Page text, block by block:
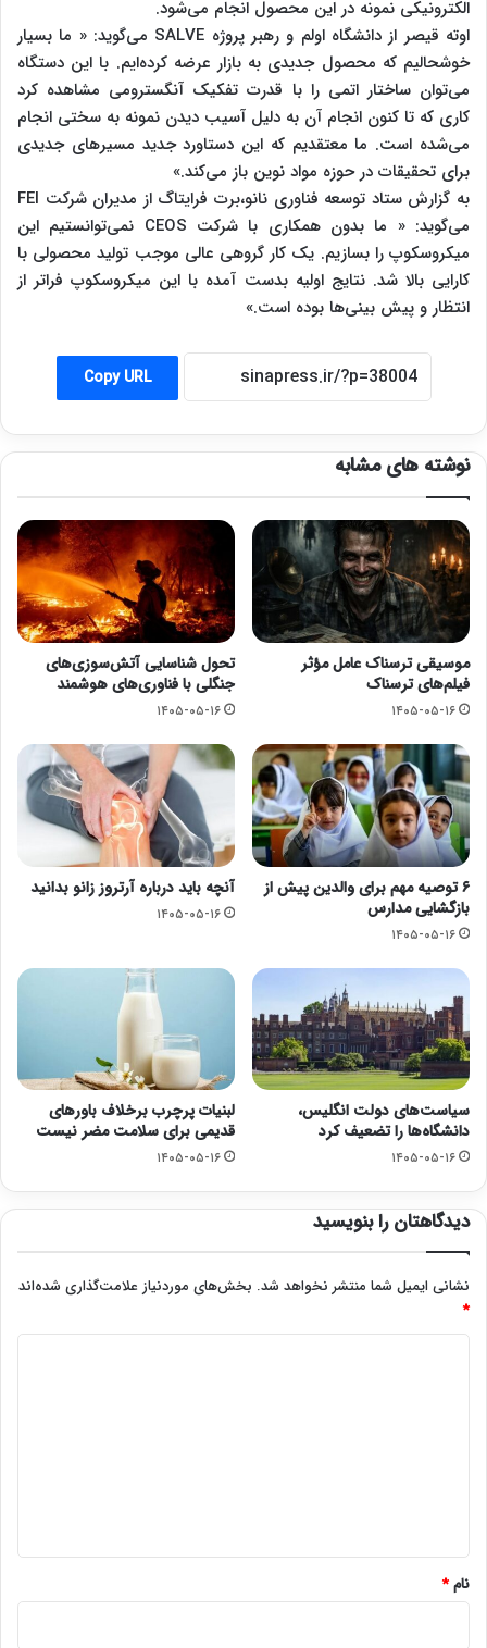
الکترونیکی نمونه در این محصول انجام می‌شود.
اوته قیصر از دانشگاه اولم و رهبر پروژه SALVE می‌گوید: « ما بسیار
خوشحالیم که محصول جدیدی به بازار عرضه کرده‌ایم. با این دستگاه
می‌توان ساختار اتمی را با قدرت تفکیک آنگسترومی مشاهده کرد
کاری که تا کنون انجام آن به دلیل آسیب دیدن نمونه به سختی انجام
می‌شده است. ما معتقدیم که این دستاورد جدید مسیرهای جدیدی
برای تحقیقات در حوزه مواد نوین باز می‌کند.»
به گزارش ستاد توسعه فناوری نانو،برت فرایتاگ از مدیران شرکت FEI
می‌گوید: « ما بدون همکاری با شرکت CEOS نمی‌توانستیم این
میکروسکوپ را بسازیم. یک کار گروهی عالی موجب تولید محصولی با
کارایی بالا شد. نتایج اولیه بدست آمده با این میکروسکوپ فراتر از
انتظار و پیش بینی‌ها بوده است.»
Copy URL
نوشته های مشابه
موسیقی ترسناک عامل مؤثر
فیلم‌های ترسناک
۱۴۰۵-۰۵-۱۶
تحول شناسایی آتش‌سوزی‌های
جنگلی با فناوری‌های هوشمند
۱۴۰۵-۰۵-۱۶
۶ توصیه مهم برای والدین پیش از
بازگشایی مدارس
۱۴۰۵-۰۵-۱۶
آنچه باید درباره آرتروز زانو بدانید
۱۴۰۵-۰۵-۱۶
سیاست‌های دولت انگلیس،
دانشگاه‌ها را تضعیف کرد
۱۴۰۵-۰۵-۱۶
لبنیات پرچرب برخلاف باورهای
قدیمی برای سلامت مضر نیست
۱۴۰۵-۰۵-۱۶
دیدگاهتان را بنویسید
نشانی ایمیل شما منتشر نخواهد شد. بخش‌های موردنیاز علامت‌گذاری شده‌اند
*
نام*